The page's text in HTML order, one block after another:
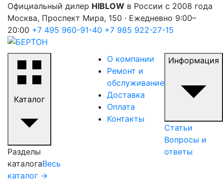
Официальный дилер HIBLOW в России с 2008 года
Москва, Проспект Мира, 150 · Ежедневно 9:00–
20:00 +7 495 960-91-40 +7 985 922-27-15
Каталог
Разделы
каталогаВесь
каталог →
О компании
Ремонт и
обслуживание
Доставка
Оплата
Контакты
Информация
Статьи
Вопросы и
ответы